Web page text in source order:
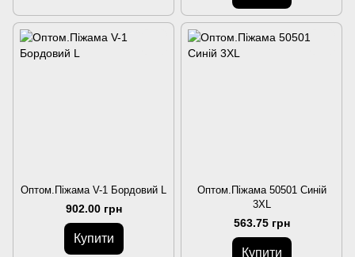
Оптом.Піжама V-1 Бордовий L
902.00 грн
Купити
Оптом.Піжама 50501 Синій
3XL
563.75 грн
Купити